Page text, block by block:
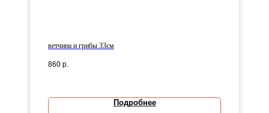
ветчина и грибы 33см
860 р.
Подробнее